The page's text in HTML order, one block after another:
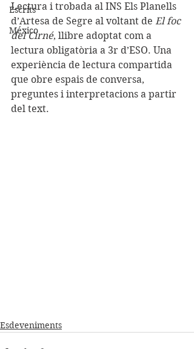
Escrits
México
Lectura i trobada al INS Els Planells
d’Artesa de Segre al voltant de El foc
del Cirné, llibre adoptat com a
lectura obligatòria a 3r d’ESO. Una
experiència de lectura compartida
que obre espais de conversa,
preguntes i interpretacions a partir
del text.
Esdeveniments